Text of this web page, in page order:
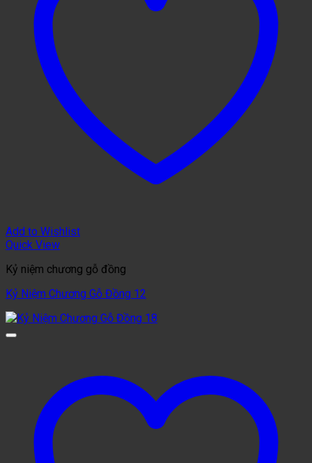
Add to Wishlist
Quick View
Kỷ niệm chương gỗ đồng
Kỷ Niệm Chương Gỗ Đồng 12